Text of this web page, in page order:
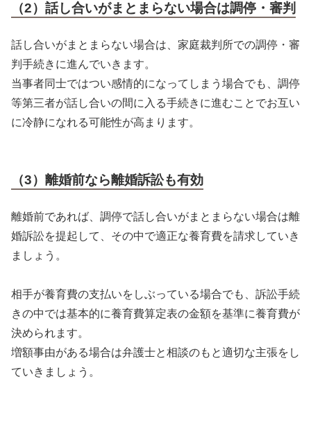
（2）話し合いがまとまらない場合は調停・審判
話し合いがまとまらない場合は、家庭裁判所での調停・審
判手続きに進んでいきます。
当事者同士ではつい感情的になってしまう場合でも、調停
等第三者が話し合いの間に入る手続きに進むことでお互い
に冷静になれる可能性が高まります。
（3）離婚前なら離婚訴訟も有効
離婚前であれば、調停で話し合いがまとまらない場合は離
婚訴訟を提起して、その中で適正な養育費を請求していき
ましょう。
相手が養育費の支払いをしぶっている場合でも、訴訟手続
きの中では基本的に養育費算定表の金額を基準に養育費が
決められます。
増額事由がある場合は弁護士と相談のもと適切な主張をし
ていきましょう。